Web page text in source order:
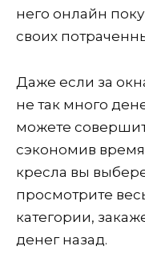
него онлайн
своих
Даже если за
не так много
можете
сэкономив время
кресла вы
просмотрите
категории,
денег назад.